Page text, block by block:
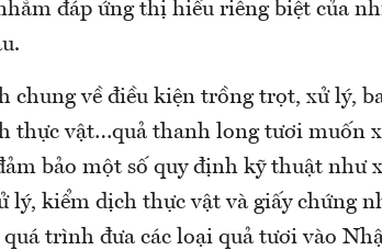
đáp ứng thị hiếu riêng biệt của
chung về điều kiện trồng trọt, xử lý,
thực vật…quả thanh long tươi muốn
bảo một số quy định kỹ thuật như
lý, kiểm dịch thực vật và giấy chứng
trình đưa các loại quả tươi vào